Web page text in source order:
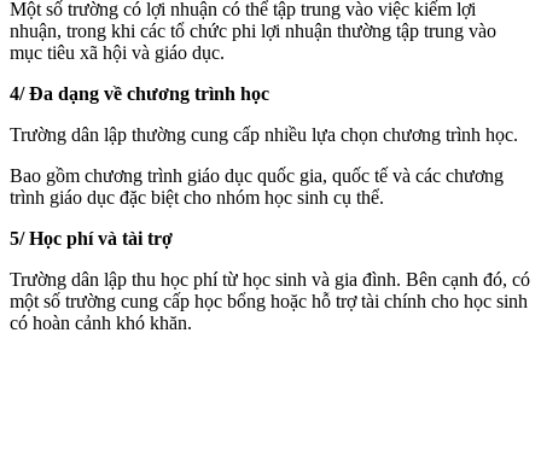
Một số trường có lợi nhuận có thể tập trung vào việc kiếm lợi
nhuận, trong khi các tổ chức phi lợi nhuận thường tập trung vào
mục tiêu xã hội và giáo dục.
4/ Đa dạng về chương trình học
Trường dân lập thường cung cấp nhiều lựa chọn chương trình học.
Bao gồm chương trình giáo dục quốc gia, quốc tế và các chương
trình giáo dục đặc biệt cho nhóm học sinh cụ thể.
5/ Học phí và tài trợ
Trường dân lập thu học phí từ học sinh và gia đình. Bên cạnh đó, có
một số trường cung cấp học bổng hoặc hỗ trợ tài chính cho học sinh
có hoàn cảnh khó khăn.